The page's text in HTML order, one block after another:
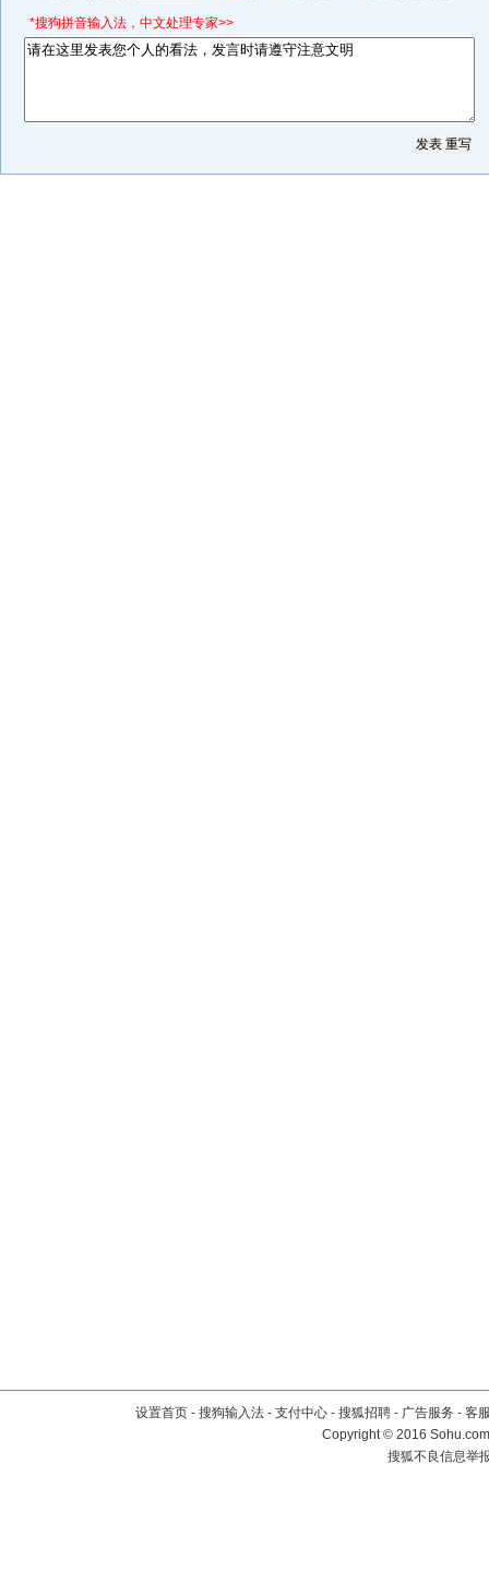
*搜狗拼音输入法，中文处理专家>>
设置首页 - 搜狗输入法 - 支付中心 - 搜狐招聘 - 广告服务 - 客
Copyright©2016
搜狐不良信息举